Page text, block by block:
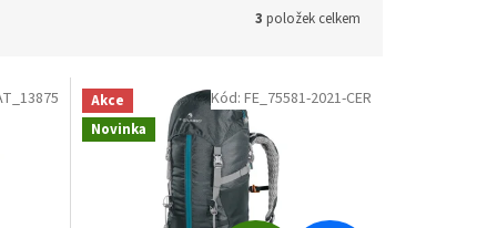
3 položek celkem
Akce
Novinka
Kód: FE_75581-2021-CER